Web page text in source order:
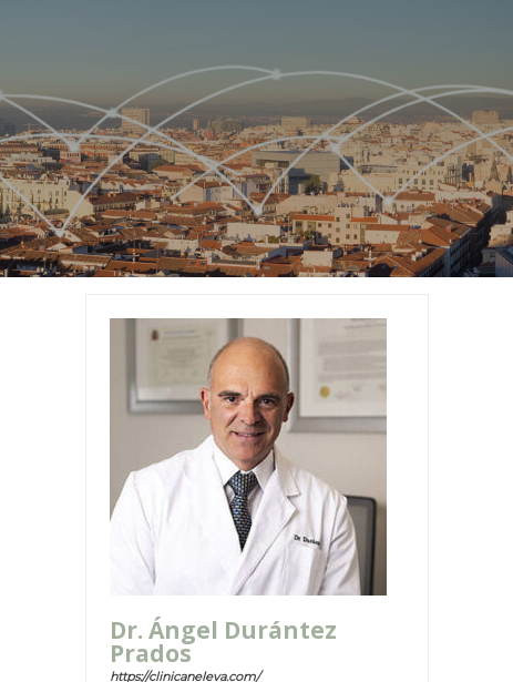
Dr. Ángel Durántez
Prados
https://clinicaneleva.com/